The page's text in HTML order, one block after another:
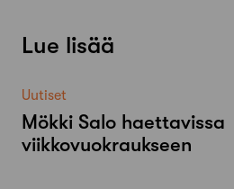
Lue lisää
Uutiset
Mökki Salo haettavissa
viikkovuokraukseen